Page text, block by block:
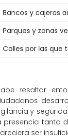
Bancos y cajeros
Parques y zonas
Calles por las que
resaltar
y
presencia tanto
ser